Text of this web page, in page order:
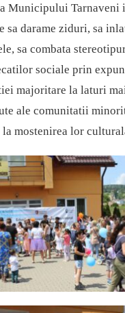
Municipului Tarnaveni
sa darame ziduri, sa
sa combata
sociale prin
majoritare la laturi
ale comunitatii
la mostenirea lor